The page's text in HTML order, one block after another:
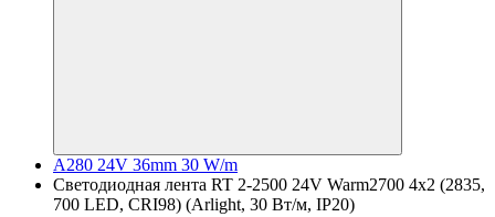
A280 24V 36mm 30 W/m
Светодиодная лента RT 2-2500 24V Warm2700 4x2 (2835,
700 LED, CRI98) (Arlight, 30 Вт/м, IP20)